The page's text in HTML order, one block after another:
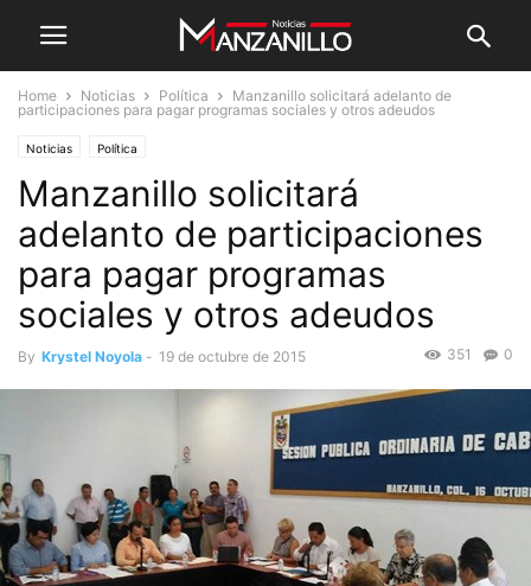
Home Noticias Política
Manzanillo solicitará adelanto de
participaciones para pagar programas sociales y otros adeudos
Noticias Política
Manzanillo solicitará
adelanto de participaciones
para pagar programas
sociales y otros adeudos
By Krystel Noyola - 19 de octubre de 2015 0
351